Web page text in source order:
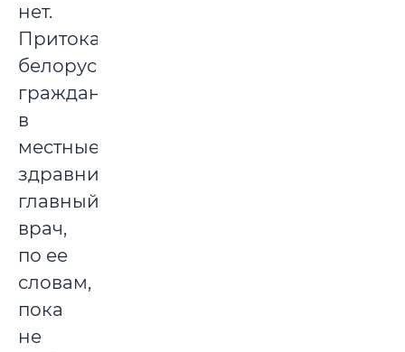
нет.
Притока
белорусских
граждан
в
местные
здравницы
главный
врач,
по ее
словам,
пока
не